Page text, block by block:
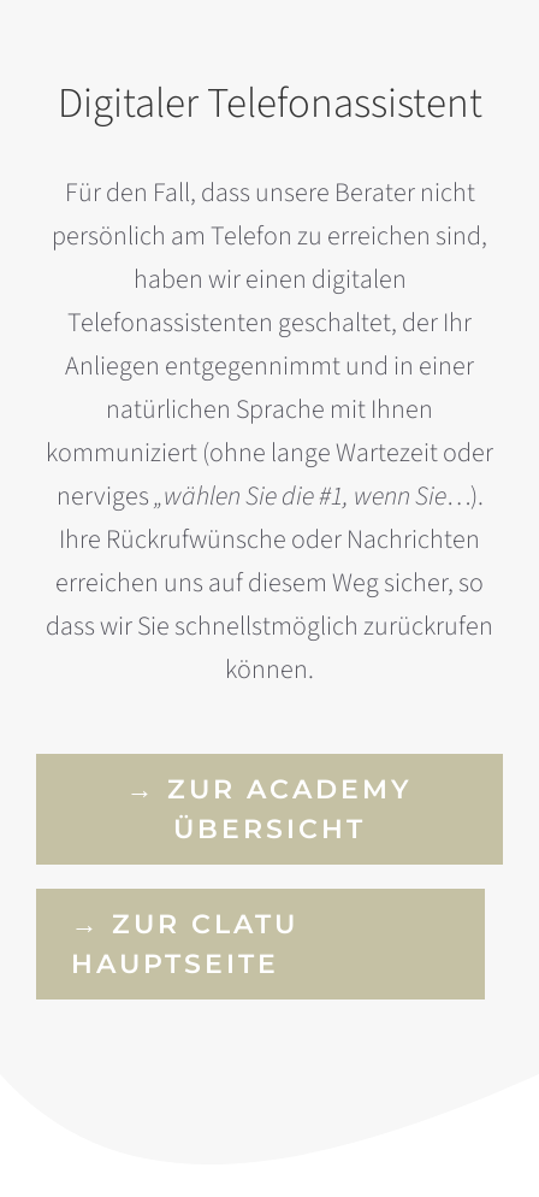
Digitaler Telefonassistent
Für den Fall, dass unsere Berater nicht
persönlich am Telefon zu erreichen sind,
haben wir einen digitalen
Telefonassistenten geschaltet, der Ihr
Anliegen entgegennimmt und in einer
natürlichen Sprache mit Ihnen
kommuniziert (ohne lange Wartezeit oder
nerviges„wählen Sie die #1, wenn Sie…).
Ihre Rückrufwünsche oder Nachrichten
erreichen uns auf diesem Weg sicher, so
dass wir Sie schnellstmöglich zurückrufen
können.
→ ZUR ACADEMY
ÜBERSICHT
→ ZUR CLATU
HAUPTSEITE